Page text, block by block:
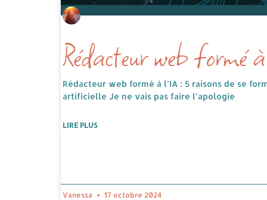
Rédacteur web formé
Rédacteur web formé à l’IA : 5 raisons de se
artificielle Je ne vais pas faire l’apologie
LIRE PLUS
Vanessa 17 octobre 2024